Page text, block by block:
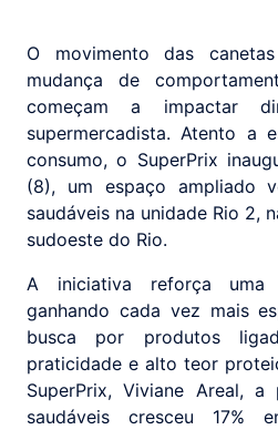
O movimento das
mudança de
começam a impactar
supermercadista. Atento a
consumo, o SuperPrix
(8), um espaço ampliado
saudáveis na unidade Rio 2,
sudoeste do Rio.
A iniciativa reforça uma
ganhando cada vez mais
busca por produtos
praticidade e alto teor
SuperPrix, Viviane Areal,
saudáveis cresceu 17%